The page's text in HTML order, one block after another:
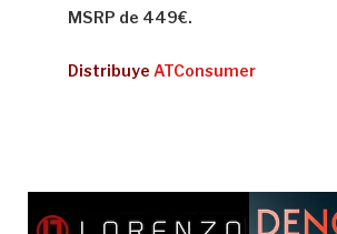
MSRP de 449€.
Distribuye ATConsumer